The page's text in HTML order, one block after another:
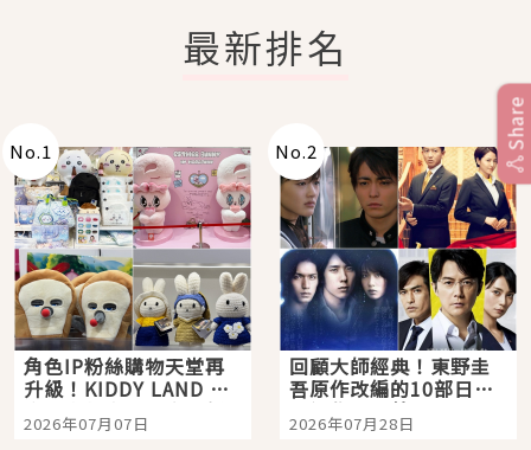
最新排名
No.1
角色IP粉絲購物天堂再
升級！KIDDY LAND 原
宿店吉伊卡哇迎客，新
開幕 OMOKADO 店3分
2026年07月07日
No.2
回顧大師經典！東野圭
吾原作改編的10部日本
影視作品推薦
2026年07月28日
Share